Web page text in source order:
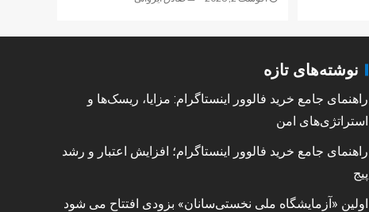
نوشته‌های تازه
راهنمای جامع خرید فالوور اینستاگرام: مزایا، ریسک‌ها و
استراتژی‌های امن
راهنمای جامع خرید فالوور اینستاگرام؛ افزایش اعتبار و رشد
پیج
اولین «آزمایشگاه ملی نخستی‌سانان» بزودی افتتاح می شود